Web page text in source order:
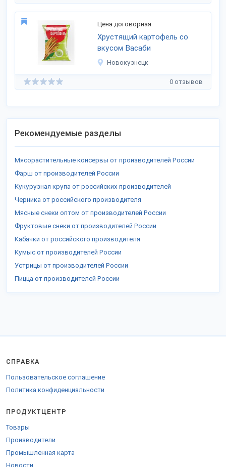
Цена договорная
Хрустящий картофель со
вкусом Васаби
Новокузнецк
0 отзывов
Рекомендуемые разделы
Мясорастительные консервы от производителей России
Фарш от производителей России
Кукурузная крупа от российских производителей
Черника от российского производителя
Мясные снеки оптом от производителей России
Фруктовые снеки от производителей России
Кабачки от российского производителя
Кумыс от производителей России
Устрицы от производителей России
Пицца от производителей России
СПРАВКА
Пользовательское соглашение
Политика конфиденциальности
ПРОДУКТЦЕНТР
Товары
Производители
Промышленная карта
Новости